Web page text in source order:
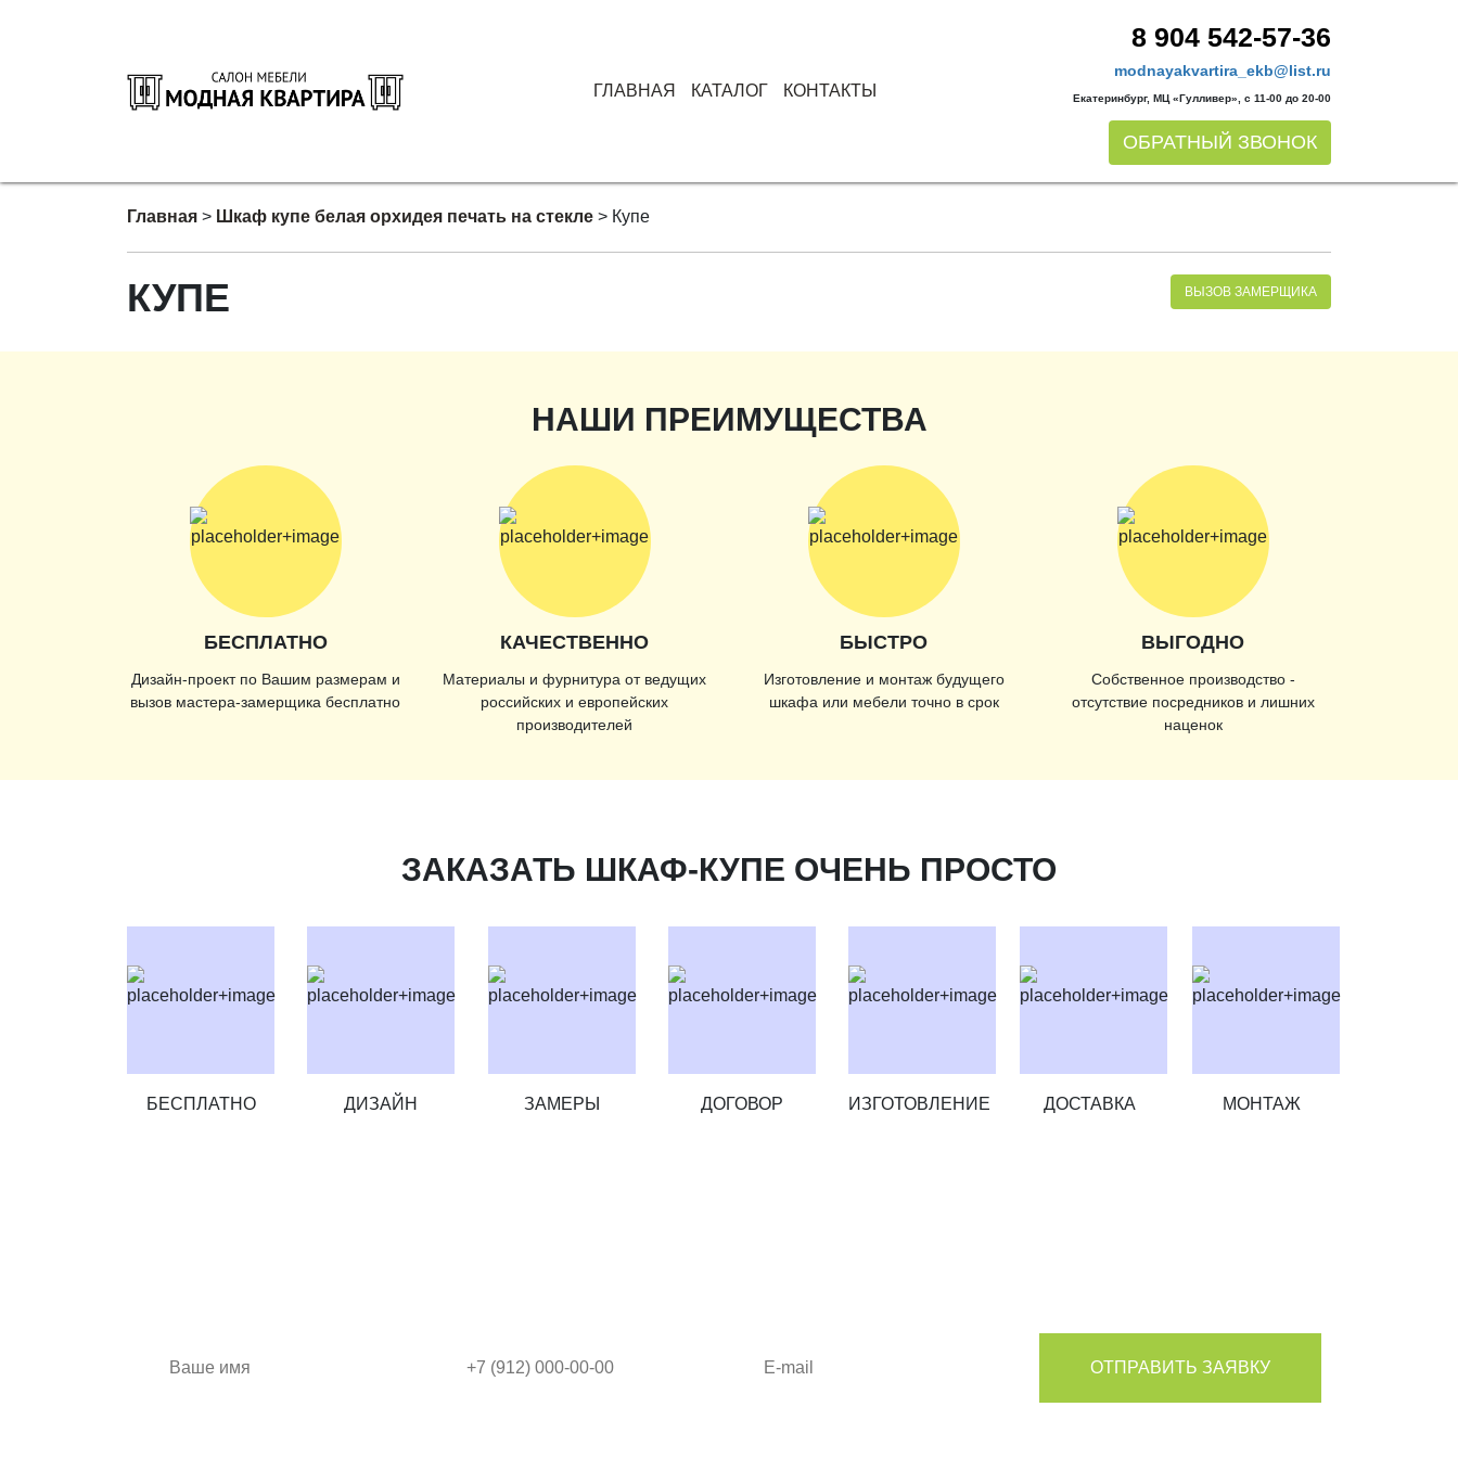
ГЛАВНАЯ КАТАЛОГ КОНТАКТЫ
8 904 542-57-36
modnayakvartira_ekb@list.ru
Екатеринбург, МЦ «Гулливер», с 11-00 до 20-00
ОБРАТНЫЙ ЗВОНОК
Главная > Шкаф купе белая орхидея печать на стекле > Купе
КУПЕ ВЫЗОВ ЗАМЕРЩИКА
НАШИ ПРЕИМУЩЕСТВА
БЕСПЛАТНО
Дизайн-проект по Вашим размерам и
вызов мастера-замерщика бесплатно
КАЧЕСТВЕННО
Материалы и фурнитура от ведущих
российских и европейских
производителей
БЫСТРО
Изготовление и монтаж будущего
шкафа или мебели точно в срок
ВЫГОДНО
Собственное производство -
отсутствие посредников и лишних
наценок
ЗАКАЗАТЬ ШКАФ-КУПЕ ОЧЕНЬ ПРОСТО
БЕСПЛАТНО ДИЗАЙН ЗАМЕРЫ ДОГОВОР ИЗГОТОВЛЕНИЕ ДОСТАВКА МОНТАЖ
ОТПРАВИТЬ ЗАЯВКУ